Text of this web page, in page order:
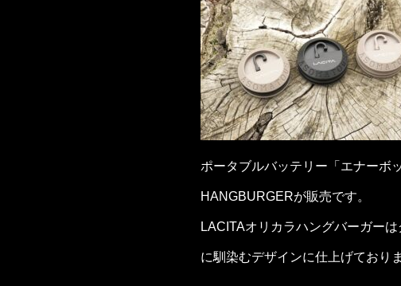
ポータブルバッテリー「エナーボ
HANGBURGERが販売です。
LACITAオリカラハングバーガー
に馴染むデザインに仕上げておりま